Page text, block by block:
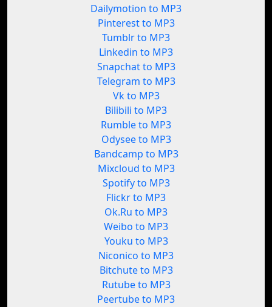
Dailymotion to MP3
Pinterest to MP3
Tumblr to MP3
Linkedin to MP3
Snapchat to MP3
Telegram to MP3
Vk to MP3
Bilibili to MP3
Rumble to MP3
Odysee to MP3
Bandcamp to MP3
Mixcloud to MP3
Spotify to MP3
Flickr to MP3
Ok.Ru to MP3
Weibo to MP3
Youku to MP3
Niconico to MP3
Bitchute to MP3
Rutube to MP3
Peertube to MP3